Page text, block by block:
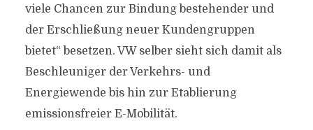
viele Chancen zur Bindung bestehender und
der Erschließung neuer Kundengruppen
bietet“ besetzen. VW selber sieht sich damit als
Beschleuniger der Verkehrs- und
Energiewende bis hin zur Etablierung
emissionsfreier E-Mobilität.